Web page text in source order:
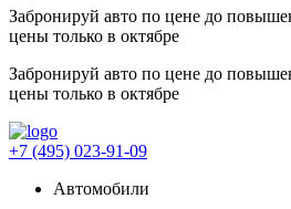
Забронируй авто по цене до
цены только в октябре
Забронируй авто по цене до
цены только в октябре
+7 (495) 023-91-09
Автомобили